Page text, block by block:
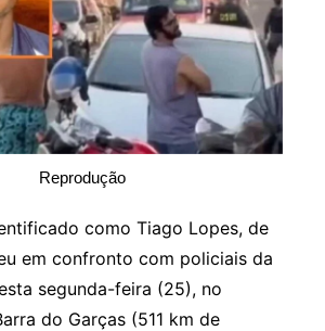
Reprodução
como Tiago Lopes, de
em confronto com policiais da
segunda-feira (25), no
do Garças (511 km de